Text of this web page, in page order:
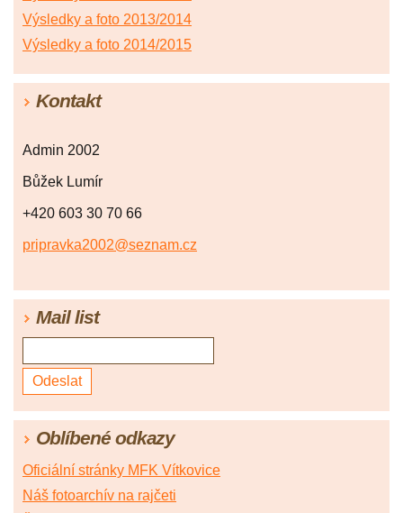
Výsledky a foto 2013/2014
Výsledky a foto 2014/2015
Kontakt
Admin 2002
Bůžek Lumír
+420 603 30 70 66
pripravka2002@seznam.cz
Mail list
Oblíbené odkazy
Oficiální stránky MFK Vítkovice
Náš fotoarchív na rajčeti